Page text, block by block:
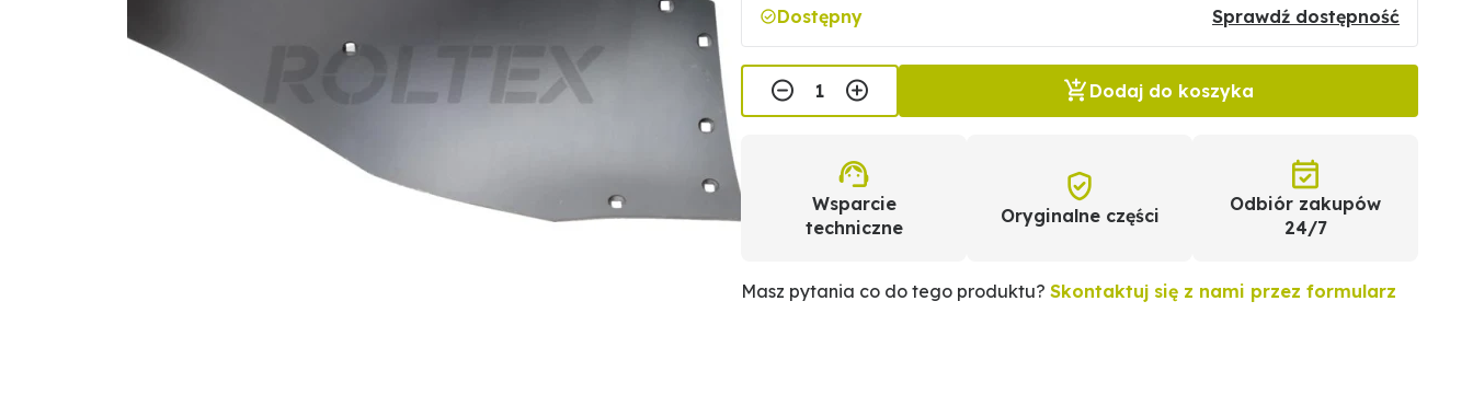
Dostępny Sprawdź dostępność
Dodaj do koszyka
Wsparcie
techniczne
Oryginalne części
Odbiór zakupów
24/7
Masz pytania co do tego produktu? Skontaktuj się z nami przez formularz